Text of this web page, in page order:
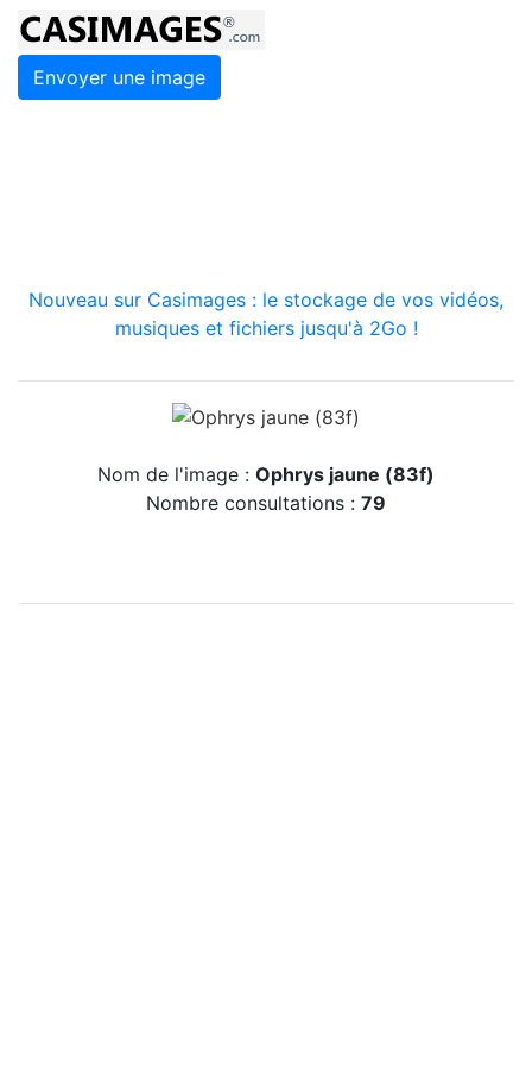
Envoyer une image
Nouveau sur Casimages : le stockage de vos vidéos,
musiques et fichiers jusqu'à 2Go !
Nom de l'image : Ophrys jaune (83f)
Nombre consultations : 79